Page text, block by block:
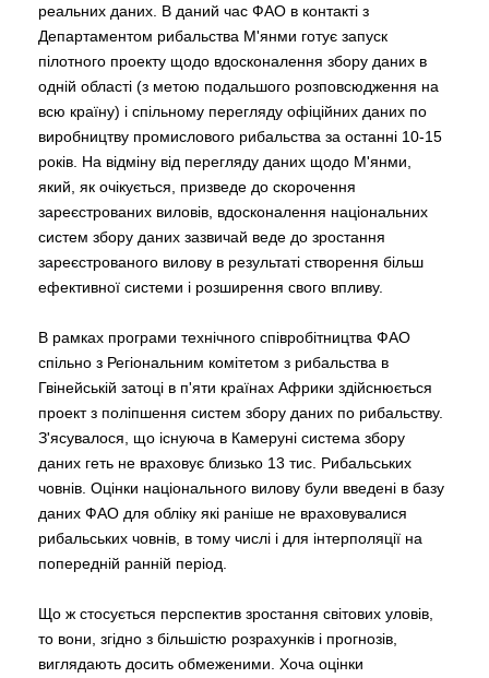
реальних даних. В даний час ФАО в контакті з
Департаментом рибальства М'янми готує запуск
пілотного проекту щодо вдосконалення збору даних в
одній області (з метою подальшого розповсюдження на
всю країну) і спільному перегляду офіційних даних по
виробництву промислового рибальства за останні 10-15
років. На відміну від перегляду даних щодо М'янми,
який, як очікується, призведе до скорочення
зареєстрованих виловів, вдосконалення національних
систем збору даних зазвичай веде до зростання
зареєстрованого вилову в результаті створення більш
ефективної системи і розширення свого впливу.
В рамках програми технічного співробітництва ФАО
спільно з Регіональним комітетом з рибальства в
Гвінейській затоці в п'яти країнах Африки здійснюється
проект з поліпшення систем збору даних по рибальству.
З'ясувалося, що існуюча в Камеруні система збору
даних геть не враховує близько 13 тис. Рибальських
човнів. Оцінки національного вилову були введені в базу
даних ФАО для обліку які раніше не враховувалися
рибальських човнів, в тому числі і для інтерполяції на
попередній ранній період.
Що ж стосується перспектив зростання світових уловів,
то вони, згідно з більшістю розрахунків і прогнозів,
виглядають досить обмеженими. Хоча оцінки